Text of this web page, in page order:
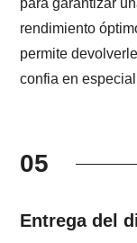
para garantizar
rendimiento
permite
confia en
05
Entrega del